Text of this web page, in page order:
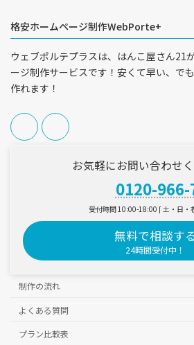
格安ホームページ制作WebPorte+
ウェブポルテプラスは、はんこ屋さん21
ージ制作サービスです！安くて早い、で
作れます！
お気軽にお問い合わせ
0120-966-
受付時間 10:00-18:00 [ 土・日・
無料で相談す
24時間受付中！
制作の流れ
よくある質問
プラン比較表